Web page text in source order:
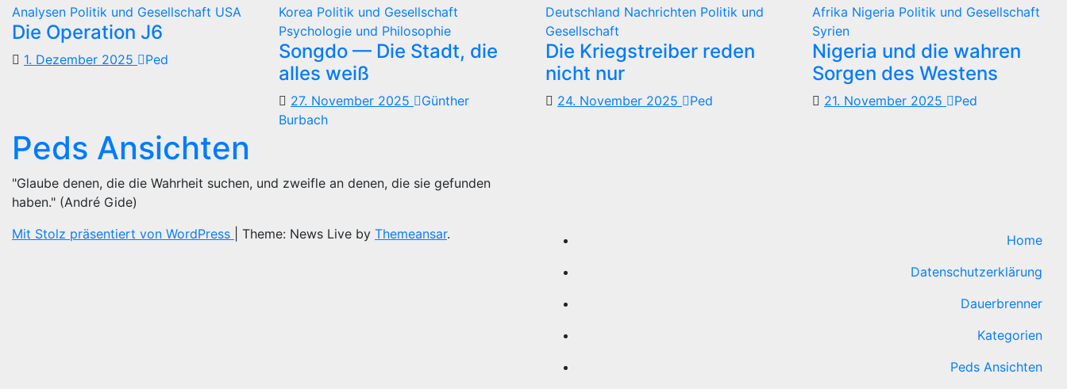
Analysen Politik und Gesellschaft USA
Die Operation J6
1. Dezember 2025 Ped
Korea Politik und Gesellschaft
Psychologie und Philosophie
Songdo — Die Stadt, die
alles weiß
27. November 2025
Günther
Burbach
Deutschland Nachrichten Politik und
Gesellschaft
Die Kriegstreiber reden
nicht nur
24. November 2025 Ped
Afrika Nigeria Politik und Gesellschaft
Syrien
Nigeria und die wahren
Sorgen des Westens
21. November 2025 Ped
Peds Ansichten
"Glaube denen, die die Wahrheit suchen, und zweifle an denen, die sie gefunden
haben." (André Gide)
Mit Stolz präsentiert von WordPress
Theme: News Live by Themeansar.
Home
Datenschutzerklärung
Dauerbrenner
Kategorien
Peds Ansichten